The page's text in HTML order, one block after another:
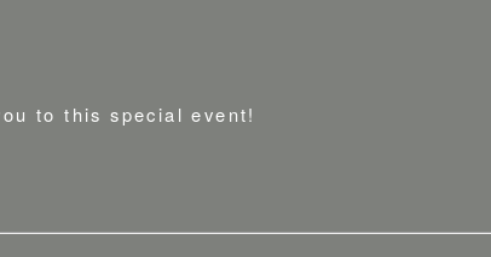
to this special event!